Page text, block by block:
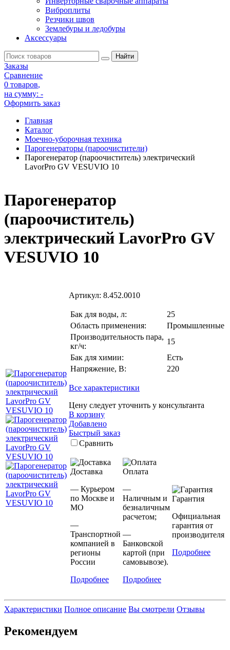
Виброплиты
Резчики швов
Землебуры и ледобуры
Аксессуары
Заказы
Сравнение
0 товаров,
на сумму: -
Оформить заказ
Главная
Каталог
Моечно-уборочная техника
Парогенераторы (пароочистители)
Парогенератор (пароочиститель) электрический
LavorPro GV VESUVIO 10
Парогенератор
(пароочиститель)
электрический LavorPro GV
VESUVIO 10
Артикул: 8.452.0010
Бак для воды, л:
25
Область применения:
Промышленные
Производительность пара,
кг/ч:
15
Бак для химии:
Есть
Напряжение, В:
220
Все характеристики
Цену следует уточнить у консультанта
В корзину
Добавлено
Быстрый заказ
Сравнить
Доставка
— Курьером
по Москве и
МО
—
Транспортной
компанией в
регионы
России
Подробнее
Оплата
—
Наличным и
безналичным
расчетом;
—
Банковской
картой (при
самовывозе).
Подробнее
Гарантия
Официальная
гарантия от
производителя
Подробнее
Характеристики Полное описание Вы смотрели Отзывы
Рекомендуем